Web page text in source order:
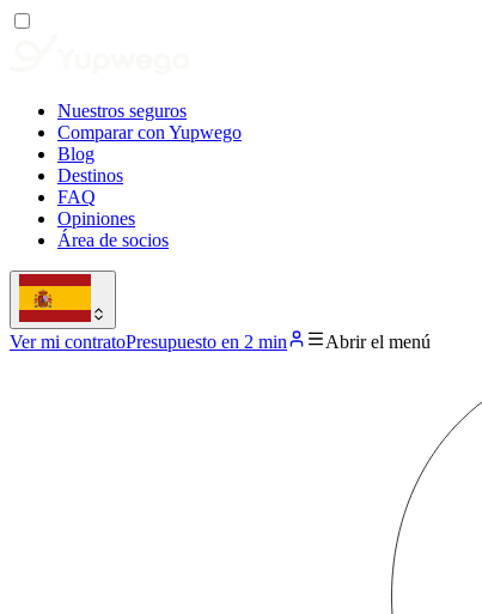
Nuestros seguros
Comparar con Yupwego
Blog
Destinos
FAQ
Opiniones
Área de socios
Ver mi contratoPresupuesto en 2 min Abrir el menú